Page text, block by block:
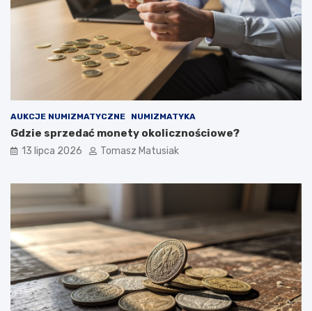
AUKCJE NUMIZMATYCZNE NUMIZMATYKA
Gdzie sprzedać monety okolicznościowe?
13 lipca 2026 Tomasz Matusiak